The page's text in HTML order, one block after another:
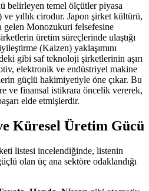
belirleyen temel ölçütler piyasa
yıllık cirodur. Japon şirket kültürü,
gelen Monozukuri felsefesine
üretim süreçlerinde ulaştığı
(Kaizen) yaklaşımını
gibi saf teknoloji şirketlerinin aşırı
elektronik ve endüstriyel makine
güçlü hakimiyetiyle öne çıkar. Bu
ve finansal istikrara öncelik vererek,
elde etmişlerdir.
Küresel Üretim Gücü
listesi incelendiğinde, listenin
olan üç ana sektöre odaklandığı